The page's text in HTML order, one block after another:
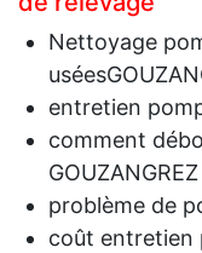
Nettoyage
entretien
comment
problème de
coût entretien